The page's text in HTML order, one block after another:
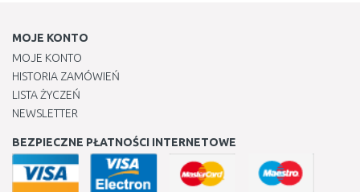
MOJE KONTO
MOJE KONTO
HISTORIA ZAMÓWIEŃ
LISTA ŻYCZEŃ
NEWSLETTER
BEZPIECZNE PŁATNOŚCI INTERNETOWE